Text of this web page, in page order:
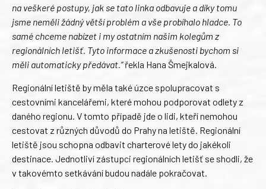
na veškeré postupy, jak se tato linka odbavuje a díky tomu
jsme neměli žádný větší problém a vše probíhalo hladce. To
samé chceme nabízet i my ostatním našim kolegům z
regionálních letišť. Tyto informace a zkušenosti bychom si
měli automaticky předávat.“řekla Hana Šmejkalová.
Regionální letiště by měla také úzce spolupracovat s
cestovními kancelářemi, které mohou podporovat odlety z
daného regionu. V tomto případě jde o lidi, kteří nemohou
cestovat z různých důvodů do Prahy na letiště. Regionální
letiště jsou schopna odbavit charterové lety do jakékoli
destinace. Jednotliví zástupci regionálních letišť se shodli, že
v takovémto setkávání budou nadále pokračovat.